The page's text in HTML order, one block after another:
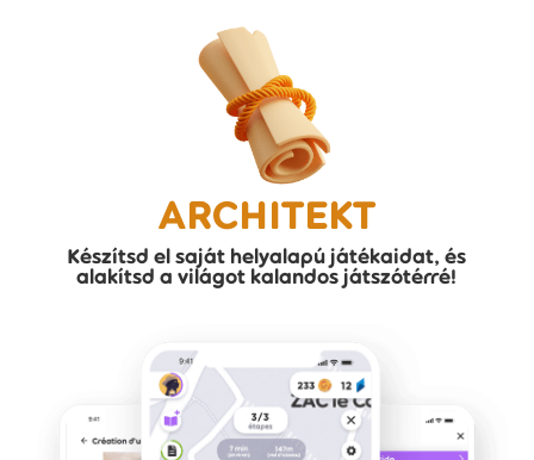
ARCHITEKT
Készítsd el saját helyalapú játékaidat, és
alakítsd a világot kalandos játszótérré!